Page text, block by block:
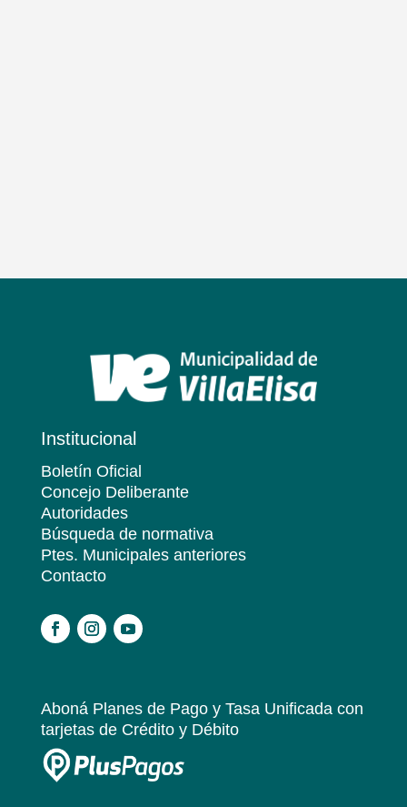
Institucional
Boletín Oficial
Concejo Deliberante
Autoridades
Búsqueda de normativa
Ptes. Municipales anteriores
Contacto
Aboná Planes de Pago y Tasa Unificadacon
tarjetas de Crédito y Débito